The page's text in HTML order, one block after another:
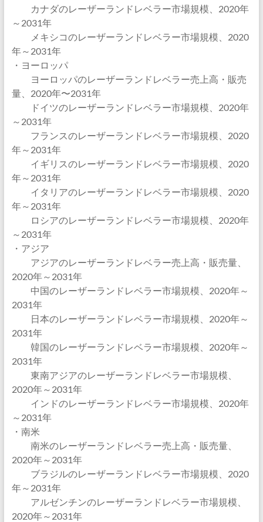
カナダのレーザーランドレベラー市場規模、2020年
～2031年
メキシコのレーザーランドレベラー市場規模、2020
年～2031年
・ヨーロッパ
ヨーロッパのレーザーランドレベラー売上高・販売
量、2020年〜2031年
ドイツのレーザーランドレベラー市場規模、2020年
～2031年
フランスのレーザーランドレベラー市場規模、2020
年～2031年
イギリスのレーザーランドレベラー市場規模、2020
年～2031年
イタリアのレーザーランドレベラー市場規模、2020
年～2031年
ロシアのレーザーランドレベラー市場規模、2020年
～2031年
・アジア
アジアのレーザーランドレベラー売上高・販売量、
2020年～2031年
中国のレーザーランドレベラー市場規模、2020年～
2031年
日本のレーザーランドレベラー市場規模、2020年～
2031年
韓国のレーザーランドレベラー市場規模、2020年～
2031年
東南アジアのレーザーランドレベラー市場規模、
2020年～2031年
インドのレーザーランドレベラー市場規模、2020年
～2031年
・南米
南米のレーザーランドレベラー売上高・販売量、
2020年～2031年
ブラジルのレーザーランドレベラー市場規模、2020
年～2031年
アルゼンチンのレーザーランドレベラー市場規模、
2020年～2031年